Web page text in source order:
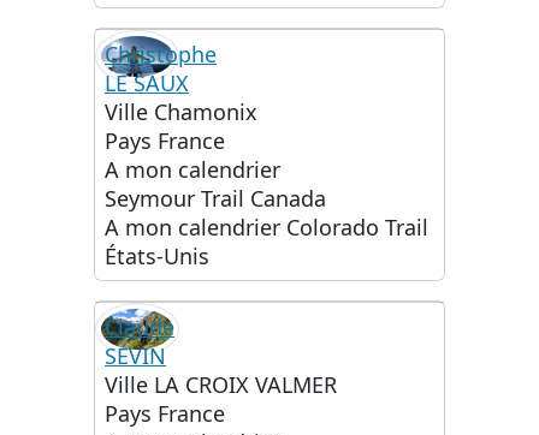
Christophe
LE SAUX
Ville Chamonix
Pays France
A mon calendrier
Seymour Trail Canada
A mon calendrier Colorado Trail
États-Unis
Claude
SÉVIN
Ville LA CROIX VALMER
Pays France